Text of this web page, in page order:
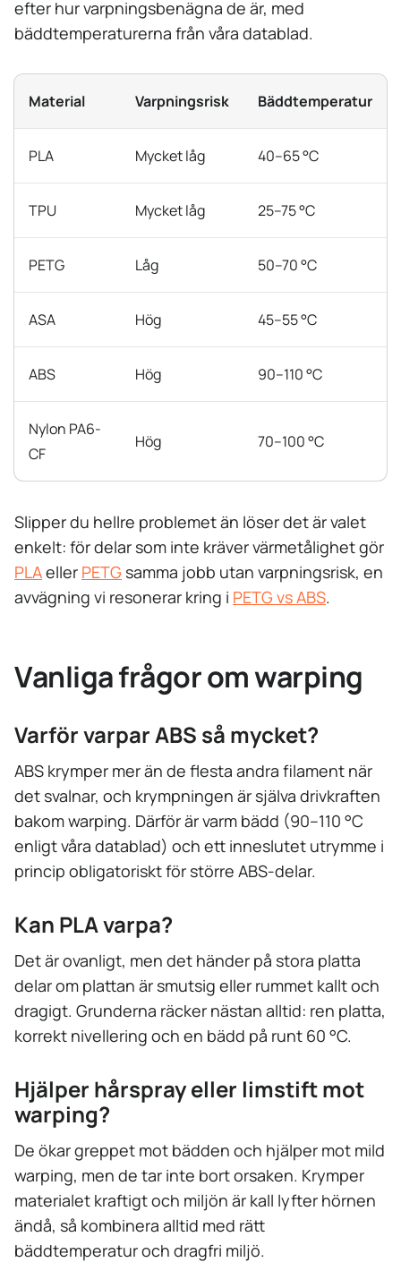
efter hur varpningsbenägna de är, med
bäddtemperaturerna från våra datablad.
Material Varpningsrisk Bäddtemperatur
PLA Mycket låg 40–65 °C
TPU Mycket låg 25–75 °C
PETG Låg 50–70 °C
ASA Hög 45–55 °C
ABS Hög 90–110 °C
Nylon PA6-
CF
Hög 70–100 °C
Slipper du hellre problemet än löser det är valet
enkelt: för delar som inte kräver värmetålighet gör
PLAeller PETG samma jobb utan varpningsrisk, en
avvägning vi resonerar kring i PETG vs ABS.
Vanliga frågor om warping
Varför varpar ABS så mycket?
ABS krymper mer än de flesta andra filament när
det svalnar, och krympningen är själva drivkraften
bakom warping. Därför är varm bädd (90–110 °C
enligt våra datablad) och ett inneslutet utrymme i
princip obligatoriskt för större ABS-delar.
Kan PLA varpa?
Det är ovanligt, men det händer på stora platta
delar om plattan är smutsig eller rummet kallt och
dragigt. Grunderna räcker nästan alltid: ren platta,
korrekt nivellering och en bädd på runt 60 °C.
Hjälper hårspray eller limstift mot
warping?
De ökar greppet mot bädden och hjälper mot mild
warping, men de tar inte bort orsaken. Krymper
materialet kraftigt och miljön är kall lyfter hörnen
ändå, så kombinera alltid med rätt
bäddtemperatur och dragfri miljö.